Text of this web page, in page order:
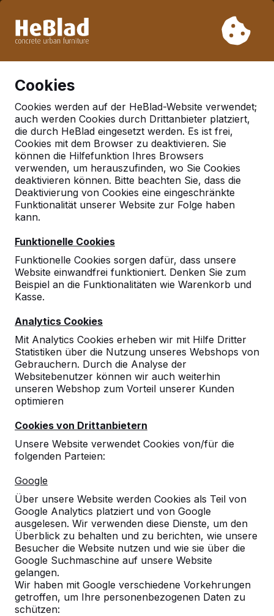
Woche 33 nicht. Bitte berücksichtigen Sie daher längere
Cookies
Cookies werden auf der HeBlad-Website verwendet;
auch werden Cookies durch Drittanbieter platziert,
die durch HeBlad eingesetzt werden. Es ist frei,
Cookies mit dem Browser zu deaktivieren. Sie
können die Hilfefunktion Ihres Browsers
verwenden, um herauszufinden, wo Sie Cookies
deaktivieren können. Bitte beachten Sie, dass die
Deaktivierung von Cookies eine eingeschränkte
Funktionalität unserer Website zur Folge haben
kann.
Funktionelle Cookies
Funktionelle Cookies sorgen dafür, dass unsere
Website einwandfrei funktioniert. Denken Sie zum
Beispiel an die Funktionalitäten wie Warenkorb und
Kasse.
Analytics Cookies
Mit Analytics Cookies erheben wir mit Hilfe Dritter
Statistiken über die Nutzung unseres Webshops von
Gebrauchern. Durch die Analyse der
Websitebenutzer können wir auch weiterhin
unseren Webshop zum Vorteil unserer Kunden
optimieren
Cookies von Drittanbietern
Unsere Website verwendet Cookies von/für die
folgenden Parteien:
Google
Über unsere Website werden Cookies als Teil von
Google Analytics platziert und von Google
ausgelesen. Wir verwenden diese Dienste, um den
Überblick zu behalten und zu berichten, wie unsere
Besucher die Website nutzen und wie sie über die
Google Suchmaschine auf unsere Website
gelangen.
Wir haben mit Google verschiedene Vorkehrungen
getroffen, um Ihre personenbezogenen Daten zu
schützen:
Tischtennistische, Bänke und
Spieltische aus Beton.
robustesten Spieltische.
Unsere Tische ansehen -->
Entdecken Sie unser komplettes
Sortiment